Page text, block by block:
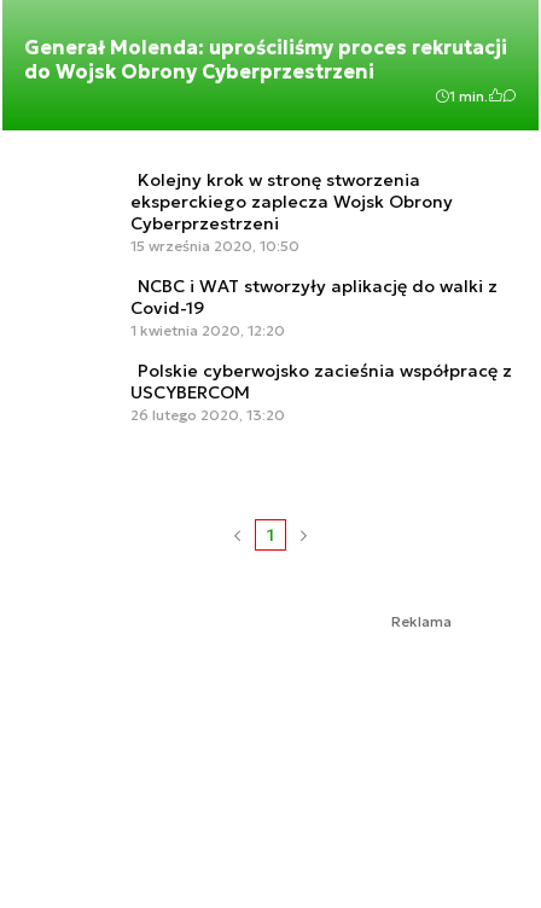
Generał Molenda: uprościliśmy proces rekrutacji
do Wojsk Obrony Cyberprzestrzeni
1 min.
Kolejny krok w stronę stworzenia
eksperckiego zaplecza Wojsk Obrony
Cyberprzestrzeni
15 września 2020, 10:50
NCBC i WAT stworzyły aplikację do walki z
Covid-19
1 kwietnia 2020, 12:20
Polskie cyberwojsko zacieśnia współpracę z
USCYBERCOM
26 lutego 2020, 13:20
1
Reklama